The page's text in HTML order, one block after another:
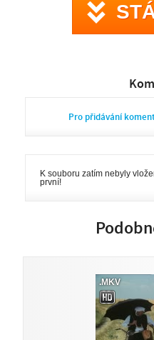
Pro přidávání
K souboru zatím nebyly
první!
.MKV